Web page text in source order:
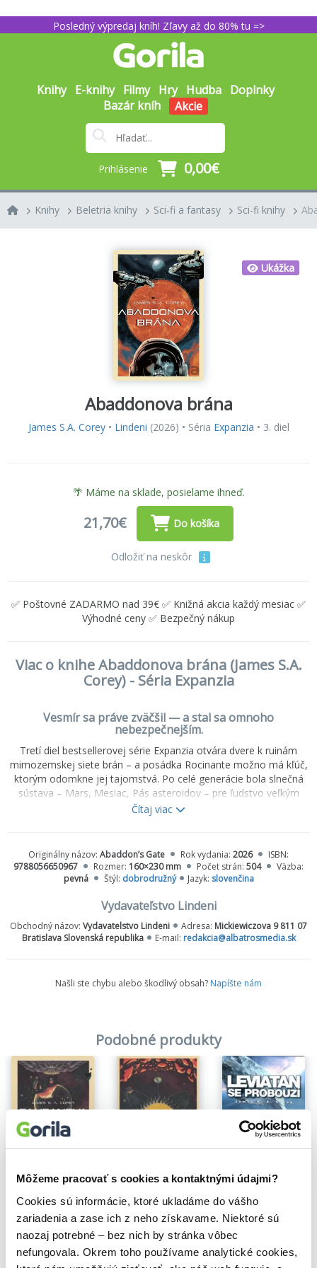
Môžeme pracovať s cookies a kontaktnými údajmi?
Cookies sú informácie, ktoré ukladáme do vášho
zariadenia a zase ich z neho získavame. Niektoré sú
naozaj potrebné – bez nich by stránka vôbec
nefungovala. Okrem toho používame analytické cookies,
Posledný výpredaj kníh! Zľavy až do 80% tu =>
Knihy E-knihy Filmy Hry Hudba Doplnky
Bazár kníh
Akcie
Prihlásenie 0,00€
Knihy Beletria knihy Sci-fi a fantasy Sci-fi knihy
Ukážka
Abaddonova brána
James S.A. Corey• Lindeni (2026) • Séria Expanzia • 3. diel
🌴 Máme na sklade, posielame ihneď.
21,70€ Do košíka
Odložiť na neskôr
✅ Poštovné ZADARMO nad 39€ ✅ Knižná akcia každý mesiac ✅
Výhodné ceny ✅ Bezpečný nákup
Viac o knihe Abaddonova brána (James S.A.
Corey) - Séria Expanzia
Vesmír sa práve zväčšil — a stal sa omnoho
nebezpečnejším.
Tretí diel bestsellerovej série Expanzia otvára dvere k ruinám
mimozemskej siete brán – a posádka Rocinante možno má kľúč,
ktorým odomkne jej tajomstvá. Po celé generácie bola slnečná
sústava – Mars, Mesiac, Pás asteroidov – pre ľudstvo veľkým
pohraničím. Až doteraz. Mimozemský artefakt, ktorý pod
temnoty bez hviezd. Jim Holden a posádka Rocinante sú súčasťou
rozsiahlej flotily vedeckých a vojenských lodí, ktoré majú za úlohu
artefakt preskúmať. V zákulisí sa však rozohráva zložité
čo sa vyslanci ľudstva snažia zistiť, či brána predstavuje príležitosť
alebo hrozbu, netušia, že to najväčšie nebezpečenstvo si priviezli
so sebou.
Čítaj viac
Originálny názov: Abaddon’s Gate Rok vydania: 2026
ISBN:
9788056650967
Rozmer: 160×230 mm Počet strán: 504
Väzba:
pevná
Štýl: dobrodružný Jazyk: slovenčina
Vydavateľstvo Lindeni
Obchodný názov: Vydavatelstvo Lindeni Adresa: Mickiewiczova 9 811 07
Bratislava Slovenská republika
E-mail: redakcia@albatrosmedia.sk
Našli ste chybu alebo škodlivý obsah? Napíšte nám
Podobné produkty
Na sklade
Calibanova vojna
James S.A. Corey
23,40€
Na sklade
Leviatan sa prebúdza
James S.A. Corey
22,50€
Na sklade
James S.A. Corey
13,60€